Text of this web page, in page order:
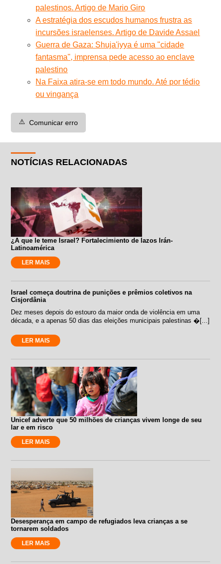
palestinos. Artigo de Mario Giro
A estratégia dos escudos humanos frustra as
incursões israelenses. Artigo de Davide Assael
Guerra de Gaza: Shuja'iyya é uma "cidade
fantasma", imprensa pede acesso ao enclave
palestino
Na Faixa atira-se em todo mundo. Até por tédio
ou vingança
⚠️ Comunicar erro
NOTÍCIAS RELACIONADAS
¿A que le teme Israel? Fortalecimiento de lazos Irán-
Latinoamérica
LER MAIS
Israel começa doutrina de punições e prêmios coletivos na
Cisjordânia
Dez meses depois do estouro da maior onda de violência em uma
década, e a apenas 50 dias das eleições municipais palestinas �[...]
LER MAIS
Unicef adverte que 50 milhões de crianças vivem longe de seu
lar e em risco
LER MAIS
Desesperança em campo de refugiados leva crianças a se
tornarem soldados
LER MAIS